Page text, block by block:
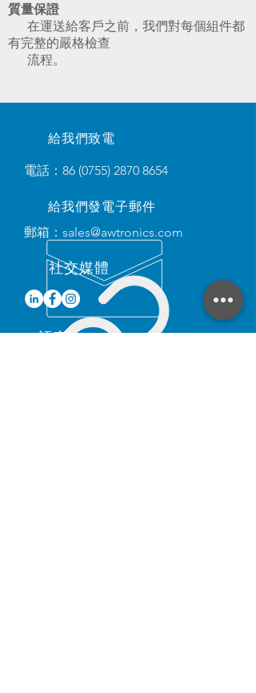
質量保證
在運送給客戶之前，我們對每個組件都
有完整的嚴格檢查
流程。
給我們致電
電話：86 (0755) 2870 8654
給我們發電子郵件
郵箱： sales@awtronics.com
​社交媒體
語言